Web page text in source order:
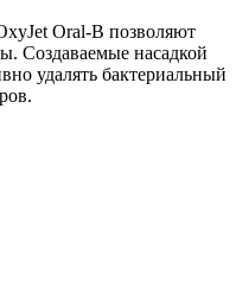
Oral-B позволяют
Создаваемые насадкой
удалять бактериальный